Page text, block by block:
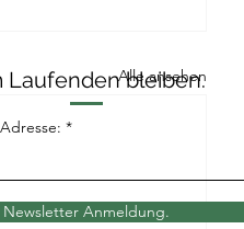
Alle ansehen
Laufenden bleiben.
Newsletter Anmeldung.